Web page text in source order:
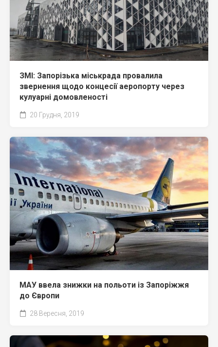
ЗМІ: Запорізька міськрада провалила
звернення щодо концесії аеропорту через
кулуарні домовленості
20 Грудня, 2019
МАУ ввела знижки на польоти із Запоріжжя
до Європи
28 Вересня, 2019